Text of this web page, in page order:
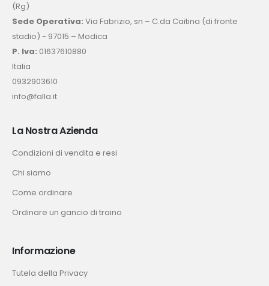
(Rg)
Sede Operativa: Via Fabrizio, sn – C.da Caitina (di fronte
stadio) - 97015 – Modica
P. Iva: 01637610880
Italia
0932903610
info@falla.it
La Nostra Azienda
Condizioni di vendita e resi
Chi siamo
Come ordinare
Ordinare un gancio di traino
Informazione
Tutela della Privacy